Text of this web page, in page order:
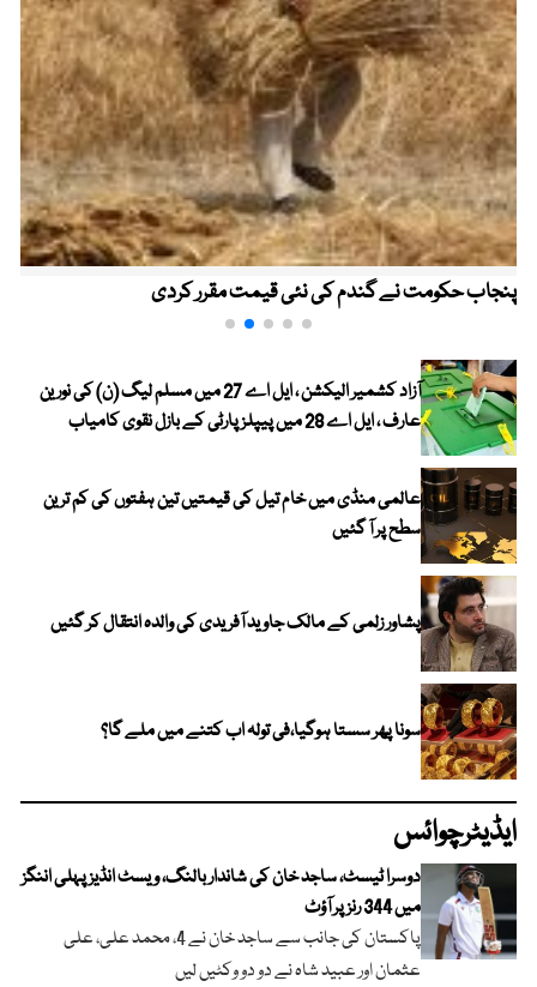
حکومت نے گندم کی نئی قیمت مقرر کردی
آزاد کشمیر الیکشن ، ایل اے 27 میں مسلم لیگ (ن) کی نورین
عارف ، ایل اے 28 میں پیپلز پارٹی کے بازل نقوی کامیاب
عالمی منڈی میں خام تیل کی قیمتیں تین ہفتوں کی کم ترین
سطح پر آ گئیں
پشاور زلمی کے مالک جاوید آفریدی کی والدہ انتقال کر گئیں
سونا پھر سستا ہوگیا،فی تولہ اب کتنے میں ملے گا؟
ایڈیٹرچوائس
دوسرا ٹیسٹ، ساجد خان کی شاندار بالنگ، ویسٹ انڈیز پہلی اننگز
میں 344 رنز پر آؤٹ
پاکستان کی جانب سے ساجد خان نے 4، محمد علی، علی
عثمان اور عبید شاہ نے دو دو وکٹیں لیں